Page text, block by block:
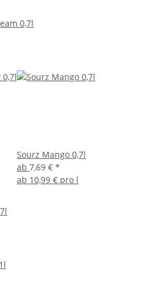
0,7l
Sourz Mango 0,7l
ab 7,69 € *
ab 10,99 € pro l